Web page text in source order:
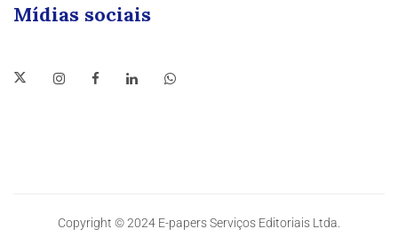
Mídias sociais
Copyright © 2024 E-papers Serviços Editoriais Ltda.